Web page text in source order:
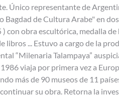
Único representante de
Bagdad de Cultura Arabe" en
con obra escultórica, medalla de
libros ... Estuvo a cargo de la
“Milenaria Talampaya”
1986 viaja por primera vez a
más de 90 museos de 11
su obra. Retorna la